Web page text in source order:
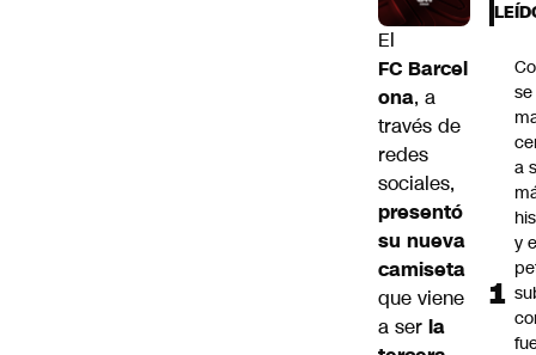
El
FC Barcel
ona, a
través de
redes
sociales,
presentó
su nueva
camiseta
que viene
a ser la
se
a
y